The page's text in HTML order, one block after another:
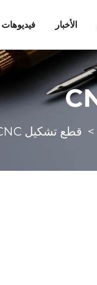
فيديوهات الأخبار
> قطع تشكيل CNC